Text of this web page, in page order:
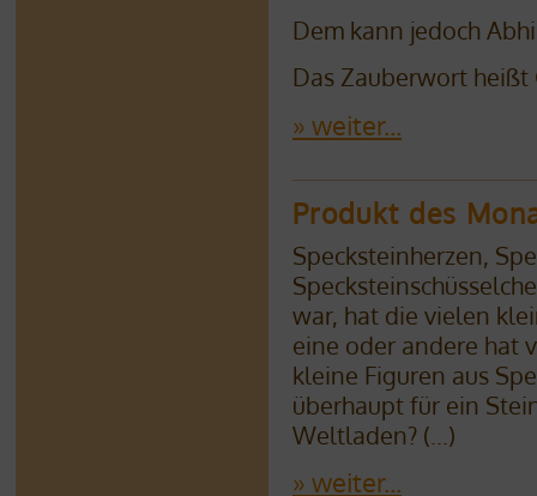
Dem kann jedoch
Das Zauberwort
» weiter...
Produkt des
Specksteinherzen,
war, hat die vielen
eine oder andere hat
kleine Figuren aus
überhaupt für ein
Weltladen? (...)
» weiter...